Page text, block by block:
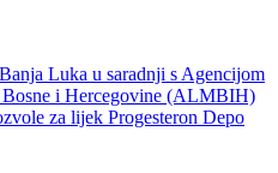
Luka u saradnji s Agencijom
Bosne i Hercegovine (ALMBIH)
za lijek Progesteron Depo